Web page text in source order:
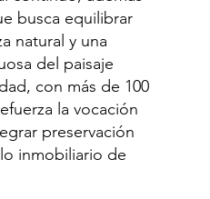
busca equilibrar
natural y una
del paisaje
con más de 100
la vocación
preservación
inmobiliario de